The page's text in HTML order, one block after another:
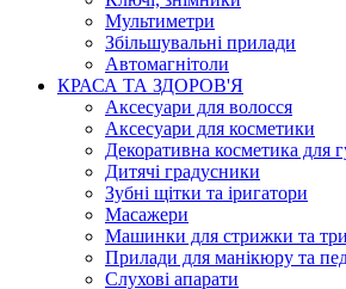
Мультиметри
Збільшувальні прилади
Автомагнітоли
КРАСА ТА ЗДОРОВ'Я
Аксесуари для волосся
Аксесуари для косметики
Декоративна косметика для
Дитячі градусники
Зубні щітки та іригатори
Масажери
Машинки для стрижки та
Прилади для манікюру та
Слухові апарати